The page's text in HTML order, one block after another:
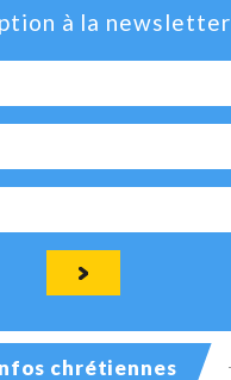
à la newsletter
chrétiennes